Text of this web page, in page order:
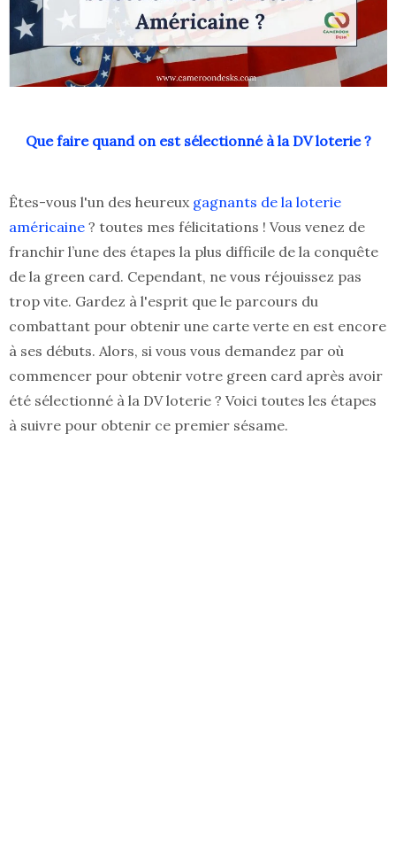
Que faire quand on est sélectionné à la DV loterie ?
Êtes-vous l'un des heureux gagnants de la loterie
américaine ? toutes mes félicitations ! Vous venez de
franchir l’une des étapes la plus difficile de la conquête
de la green card. Cependant, ne vous réjouissez pas
trop vite. Gardez à l'esprit que le parcours du
combattant pour obtenir une carte verte en est encore
à ses débuts. Alors, si vous vous demandez par où
commencer pour obtenir votre green card après avoir
été sélectionné à la DV loterie ? Voici toutes les étapes
à suivre pour obtenir ce premier sésame.